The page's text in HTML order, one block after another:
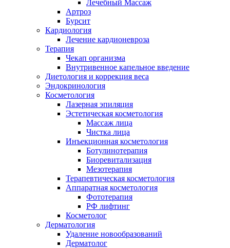
Лечебный Массаж
Артроз
Бурсит
Кардиология
Лечение кардионевроза
Терапия
Чекап организма
Внутривенное капельное введение
Диетология и коррекция веса
Эндокринология
Косметология
Лазерная эпиляция
Эстетическая косметология
Массаж лица
Чистка лица
Инъекционная косметология
Ботулинотерапия
Биоревитализация
Мезотерапия
Терапевтическая косметология
Аппаратная косметология
Фототерапия
РФ лифтинг
Косметолог
Дерматология
Удаление новообразований
Дерматолог